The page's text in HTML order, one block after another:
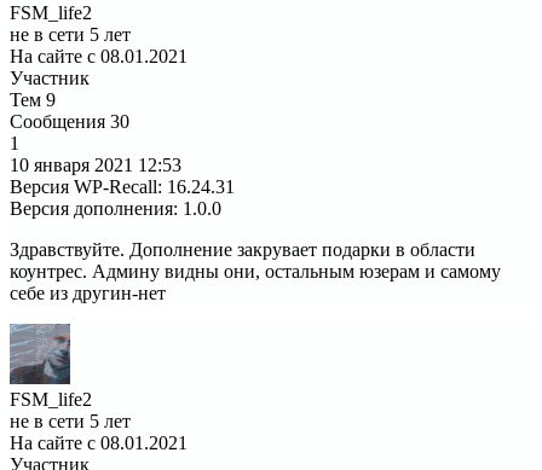
FSM_life2
не в сети 5 лет
На сайте с 08.01.2021
Участник
Тем 9
Сообщения 30
1
10 января 2021 12:53
Версия WP-Recall: 16.24.31
Версия дополнения: 1.0.0
Здравствуйте. Дополнение закрувает подарки в области
коунтрес. Админу видны они, остальным юзерам и самому
себе из другин-нет
FSM_life2
не в сети 5 лет
На сайте с 08.01.2021
Участник